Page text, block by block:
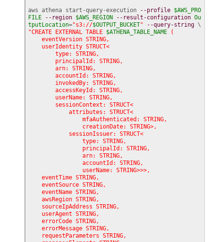
aws athena start-query-execution --profile $AWS_PRO
FILE
--region $AWS_REGION --result-configuration Ou
tputLocation="s3://$OUTPUT_BUCKET" --query-string
"CREATE EXTERNAL TABLE $ATHENA_TABLE_NAME (